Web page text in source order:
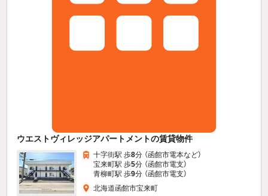
ウエストヴィレッジアパートメントの賃貸物件
十字街駅 歩8分 （函館市電本など）
宝来町駅 歩5分 （函館市電支）
青柳町駅 歩9分 （函館市電支）
北海道函館市宝来町